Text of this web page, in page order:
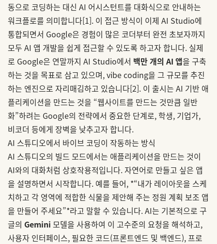
동으로 코딩하는 대신 AI 어시스턴트를 대화식으로 안내하는
워크플로를 의미합니다[1]. 이 접근 방식이 이제 AI Studio에
통합되면서 Google은 경험이 많은 코더부터 완전 초보자까지
모두 AI 앱 개발을 쉽게 접근할 수 있도록 하고자 합니다. 실제
로 Google은 연말까지 AI Studio에서 백만 개의 AI 앱을 구축
하는 것을 목표로 삼고 있으며, vibe coding을 그 규모를 추진
하는 엔진으로 자리매김하고 있습니다[2]. 이 출시는 AI 기반 애
플리케이션을 만드는 것을 “웹사이트를 만드는 것만큼 일반
화”하려는 Google의 전략에서 중요한 단계로, 학생, 기업가,
비코더 등에게 장벽을 낮추고자 합니다.
AI 스튜디오에서 바이브 코딩이 작동하는 방식
AI 스튜디오의 빌드 모드에서는 애플리케이션을 만드는 것이
AI와의 대화처럼 상호작용적입니다. 자연어로 만들고 싶은 앱
을 설명하면서 시작합니다. 예를 들어, *“내가 레이아웃을 스케
치하고 각 영역에 적합한 식물을 제안해 주는 정원 계획 보조 앱
을 만들어 주세요”*라고 말할 수 있습니다. AI는 기본적으로 구
글의 Gemini 모델을 사용하여 이 고수준의 요청을 해석하고,
사용자 인터페이스, 필요한 코드(프론트엔드 및 백엔드), 프로